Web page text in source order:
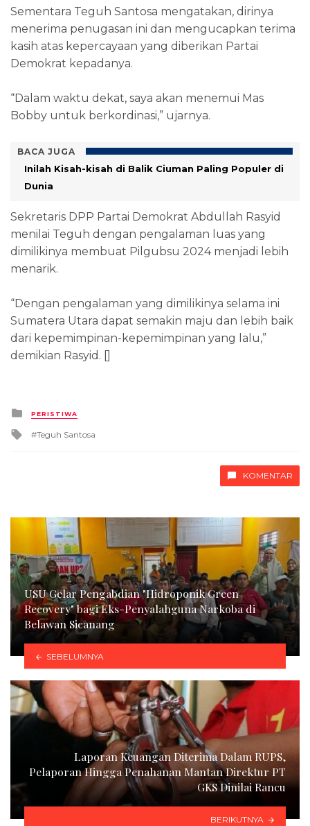
Sementara Teguh Santosa mengatakan, dirinya
menerima penugasan ini dan mengucapkan terima
kasih atas kepercayaan yang diberikan Partai
Demokrat kepadanya.
“Dalam waktu dekat, saya akan menemui Mas
Bobby untuk berkordinasi,” ujarnya.
BACA JUGA
Inilah Kisah-kisah di Balik Ciuman Paling Populer di
Dunia
Sekretaris DPP Partai Demokrat Abdullah Rasyid
menilai Teguh dengan pengalaman luas yang
dimilikinya membuat Pilgubsu 2024 menjadi lebih
menarik.
“Dengan pengalaman yang dimilikinya selama ini
Sumatera Utara dapat semakin maju dan lebih baik
dari kepemimpinan-kepemimpinan yang lalu,”
demikian Rasyid. []
Posted
in
PERISTIWA
Tagged
Teguh Santosa
KOMENTAR
USU Gelar Pengabdian "Hidroponik Green
Recovery" bagi Eks-Penyalahguna Narkoba di
Belawan Sicanang
SEBELUMNYA
Laporan Keuangan Diterima Dalam RUPS,
Pelaporan Hingga Penahanan Mantan Direktur PT
GKS Dinilai Rancu
BERIKUTNYA